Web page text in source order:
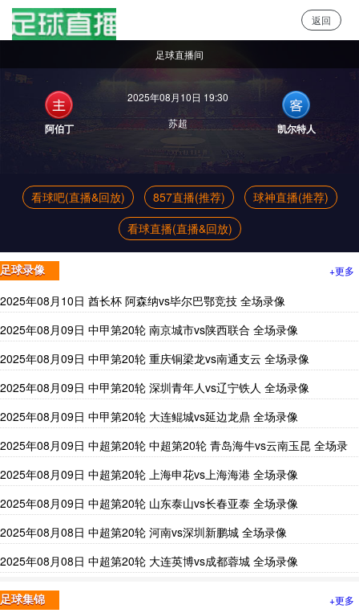
返回
足球直播间
阿伯丁
2025年08月10日 19:30
苏超
凯尔特人
看球吧(直播&回放) 857直播(推荐)
球神直播(推荐)
看球直播(直播&回放)
足球录像 +更多
2025年08月10日 酋长杯 阿森纳vs毕尔巴鄂竞技 全场录像
2025年08月09日 中甲第20轮 南京城市vs陕西联合 全场录像
2025年08月09日 中甲第20轮 重庆铜梁龙vs南通支云 全场录像
2025年08月09日 中甲第20轮 深圳青年人vs辽宁铁人 全场录像
2025年08月09日 中甲第20轮 大连鲲城vs延边龙鼎 全场录像
2025年08月09日 中超第20轮 中超第20轮 青岛海牛vs云南玉昆 全场录
像
2025年08月09日 中超第20轮 上海申花vs上海海港 全场录像
2025年08月09日 中超第20轮 山东泰山vs长春亚泰 全场录像
2025年08月08日 中超第20轮 河南vs深圳新鹏城 全场录像
2025年08月08日 中超第20轮 大连英博vs成都蓉城 全场录像
足球集锦 +更多